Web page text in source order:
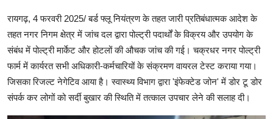
रायगढ़, 4 फरवरी 2025/ बर्ड फ्लू नियंत्रण के तहत जारी प्रतिबंधात्मक आदेश के
तहत नगर निगम क्षेत्र में जांच दल द्वारा पोल्ट्री पदार्थों के विक्रय और उपयोग के
संबंध में पोल्ट्री मार्केट और होटलों की औचक जांच की गई। चक्रधर नगर पोल्ट्री
फार्म में कार्यरत सभी अधिकारी-कर्मचारियों के संक्रमण वायरल टेस्ट कराया गया।
जिसका रिजल्ट नेगेटिव आया है। स्वास्थ्य विभाग द्वारा 'इंफेक्टेड जोन' में डोर टू डोर
संपर्क कर लोगों को सर्दी बुखार की स्थिति में तत्काल उपचार लेने की सलाह दी।